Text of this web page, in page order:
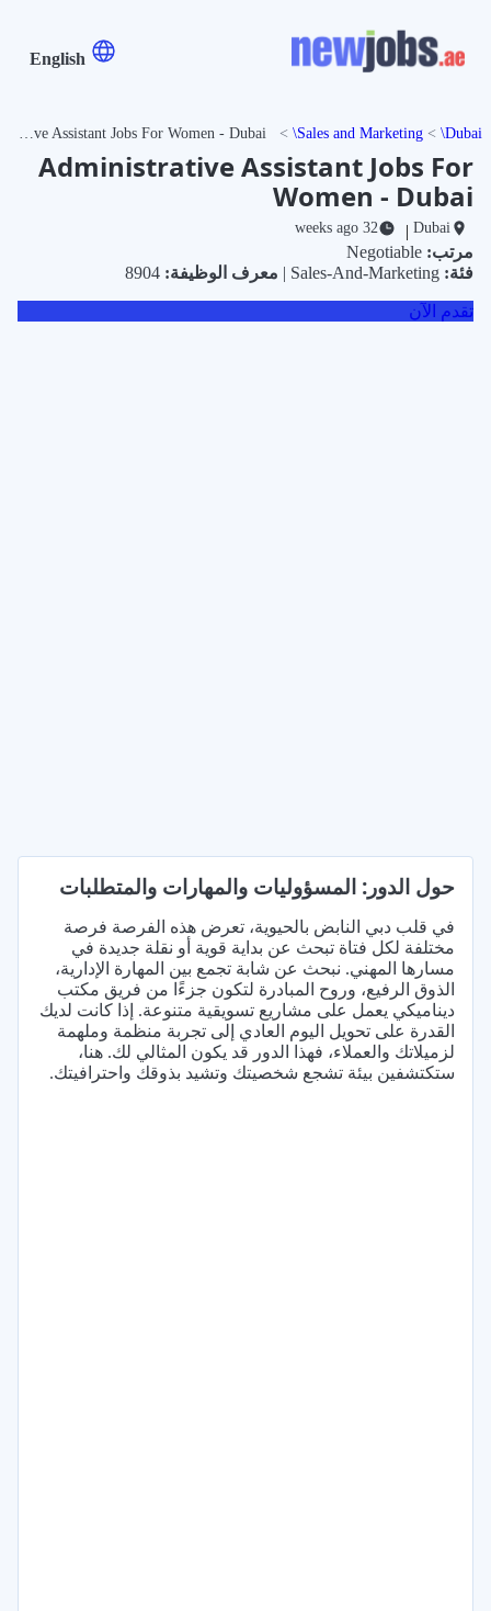
English
Dubai
Sales and Marketing
Administrative Assistant Jobs For
Women - Dubai
Dubai
|
32 weeks ago
مرتب:
فئة:
معرف الوظيفة:
تقدم الآن
حول الدور: المسؤوليات والمهارات والمتطلبات
في قلب دبي النابض بالحيوية، تعرض هذه الفرصة فرصة
مختلفة لكل فتاة تبحث عن بداية قوية أو نقلة جديدة في
مسارها المهني. نبحث عن شابة تجمع بين المهارة الإدارية،
الذوق الرفيع، وروح المبادرة لتكون جزءًا من فريق مكتب
ديناميكي يعمل على مشاريع تسويقية متنوعة. إذا كانت لديك
القدرة على تحويل اليوم العادي إلى تجربة منظمة وملهمة
لزميلاتك والعملاء، فهذا الدور قد يكون المثالي لك. هنا،
ستكتشفين بيئة تشجع شخصيتك وتشيد بذوقك واحترافيتك.